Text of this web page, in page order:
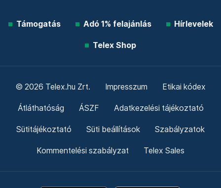
Támogatás Adó 1% felajánlás Hírlevelek
Telex Shop
© 2026 Telex.hu Zrt. Impresszum Etikai kódex
Átláthatóság ÁSZF Adatkezelési tájékoztató
Sütitájékoztató Süti beállítások Szabályzatok
Kommentelési szabályzat Telex Sales